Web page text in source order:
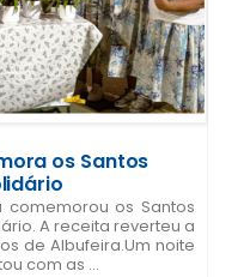
os Santos
comemorou os Santos
A receita reverteu a
de Albufeira.Um noite
com as ...